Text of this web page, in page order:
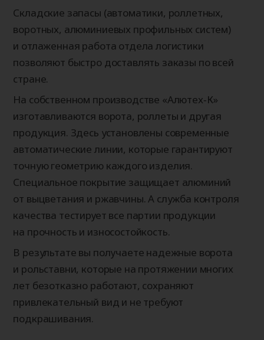
Складские запасы (автоматики, роллетных,
воротных, алюминиевых профильных систем)
и отлаженная работа отдела логистики
позволяют быстро доставлять заказы по всей
стране.
На собственном производстве «Алютех‑К»
изготавливаются ворота, роллеты и другая
продукция. Здесь установлены современные
автоматические линии, которые гарантируют
точную геометрию каждого изделия.
Специальное покрытие защищает алюминий
от выцветания и ржавчины. А служба контроля
качества тестирует все партии продукции
на прочность и износостойкость.
В результате вы получаете надежные ворота
и рольставни, которые на протяжении многих
лет безотказно работают, сохраняют
привлекательный вид и не требуют
подкрашивания.